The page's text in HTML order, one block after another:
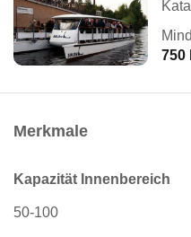
750
Merkmale
Kapazität Innenbereich
50-100